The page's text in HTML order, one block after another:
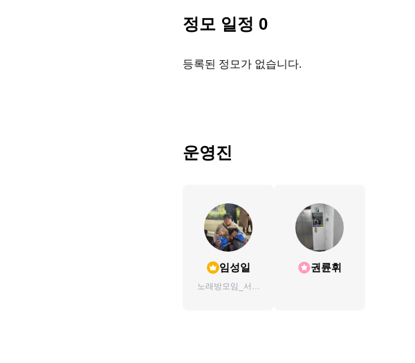
정모 일정 0
등록된 정모가 없습니다.
운영진
임성일
노래방모임_서비
권륜휘